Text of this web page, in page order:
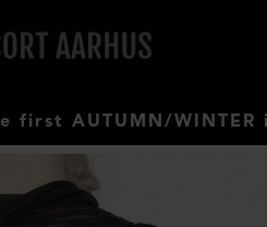
WINTER items